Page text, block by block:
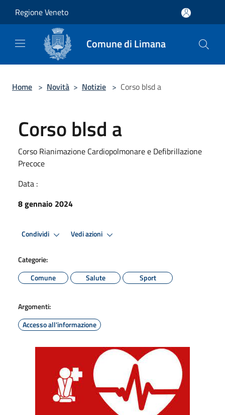
Regione Veneto
Comune di Limana
Home > Novità > Notizie > Corso blsd a
Corso blsd a
Corso Rianimazione Cardiopolmonare e Defibrillazione
Precoce
Data :
8 gennaio 2024
Condividi Vedi azioni
Categorie:
Comune
Salute Sport
Argomenti:
Accesso all'informazione